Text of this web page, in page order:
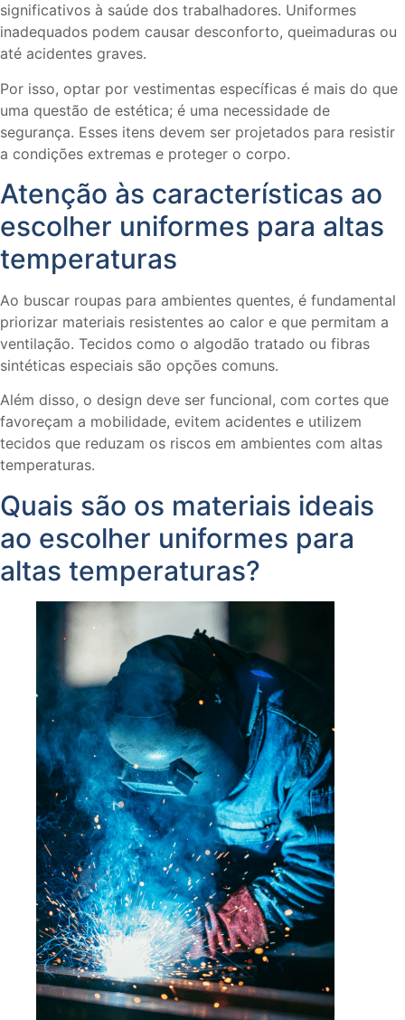
significativos à saúde dos trabalhadores. Uniformes
inadequados podem causar desconforto, queimaduras ou
até acidentes graves.
Por isso, optar por vestimentas específicas é mais do que
uma questão de estética; é uma necessidade de
segurança. Esses itens devem ser projetados para resistir
a condições extremas e proteger o corpo.
Atenção às características ao
escolher uniformes para altas
temperaturas
Ao buscar roupas para ambientes quentes, é fundamental
priorizar materiais resistentes ao calor e que permitam a
ventilação. Tecidos como o algodão tratado ou fibras
sintéticas especiais são opções comuns.
Além disso, o design deve ser funcional, com cortes que
favoreçam a mobilidade, evitem acidentes e utilizem
tecidos que reduzam os riscos em ambientes com altas
temperaturas.
Quais são os materiais ideais
ao escolher uniformes para
altas temperaturas?